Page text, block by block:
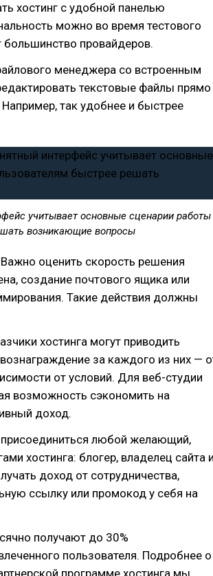
хостинг с удобной панелью
можно во время тестового
большинство провайдеров.
менеджера со встроенным
текстовые файлы прямо
Например, так удобнее и быстрее
учитывает основные сценарии работы
возникающие вопросы
Важно оценить скорость решения
создание почтового ящика или
Такие действия должны
хостинга могут приводить
за каждого из них —
от условий. Для веб-студии
возможность сэкономить на
доход.
присоединиться любой желающий,
хостинга: блогер, владелец сайта
доход от сотрудничества,
ссылку или промокод у себя на
получают до 30%
пользователя. Подробнее о
программе хостинга мы